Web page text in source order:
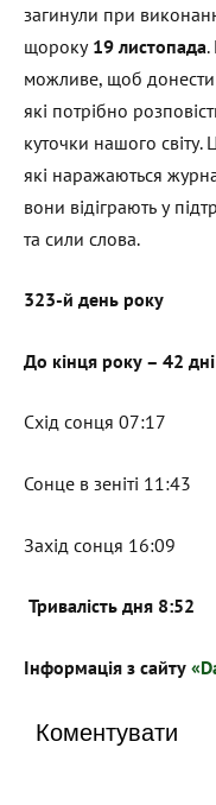
загинули при
щороку 19 листопада.
можливе, щоб донести
які потрібно
куточки нашого
які наражаються
вони відіграють у
та сили слова.
323-й день року
До кінця року – 42 дні
Схід сонця 07:17
Сонце в зеніті 11:43
Захід сонця 16:09
Тривалість дня 8:52
Інформація з сайту
Коментувати